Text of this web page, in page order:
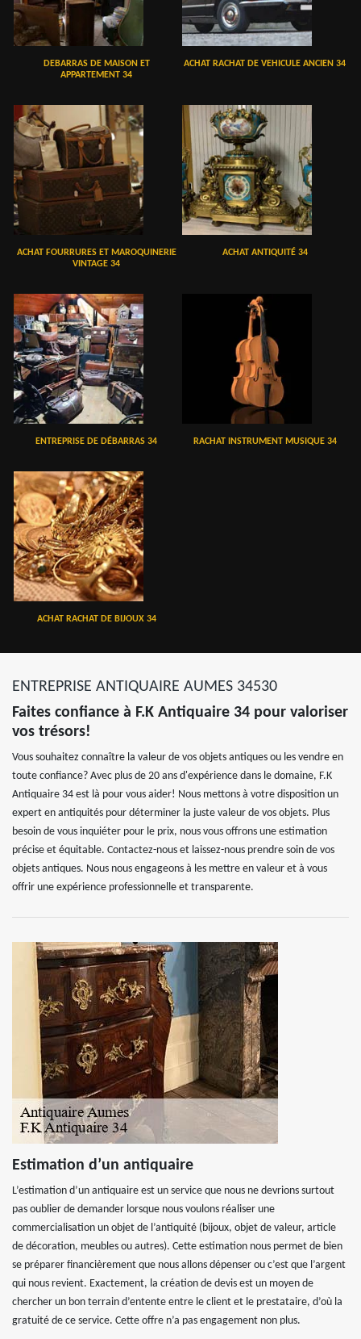
DEBARRAS DE MAISON ET
APPARTEMENT 34
ACHAT RACHAT DE VEHICULE ANCIEN 34
ACHAT FOURRURES ET MAROQUINERIE
VINTAGE 34
ACHAT ANTIQUITÉ 34
ENTREPRISE DE DÉBARRAS 34 RACHAT INSTRUMENT MUSIQUE 34
ACHAT RACHAT DE BIJOUX 34
ENTREPRISE ANTIQUAIRE AUMES 34530
Faites confiance à F.K Antiquaire 34 pour valoriser
vos trésors!
Vous souhaitez connaître la valeur de vos objets antiques ou les vendre en
toute confiance? Avec plus de 20 ans d'expérience dans le domaine, F.K
Antiquaire 34 est là pour vous aider! Nous mettons à votre disposition un
expert en antiquités pour déterminer la juste valeur de vos objets. Plus
besoin de vous inquiéter pour le prix, nous vous offrons une estimation
précise et équitable. Contactez-nous et laissez-nous prendre soin de vos
objets antiques. Nous nous engageons à les mettre en valeur et à vous
offrir une expérience professionnelle et transparente.
Estimation d’un antiquaire
L’estimation d’un antiquaire est un service que nous ne devrions surtout
pas oublier de demander lorsque nous voulons réaliser une
commercialisation un objet de l’antiquité (bijoux, objet de valeur, article
de décoration, meubles ou autres). Cette estimation nous permet de bien
se préparer financièrement que nous allons dépenser ou c’est que l’argent
qui nous revient. Exactement, la création de devis est un moyen de
chercher un bon terrain d’entente entre le client et le prestataire, d’où la
gratuité de ce service. Cette offre n’a pas engagement non plus.